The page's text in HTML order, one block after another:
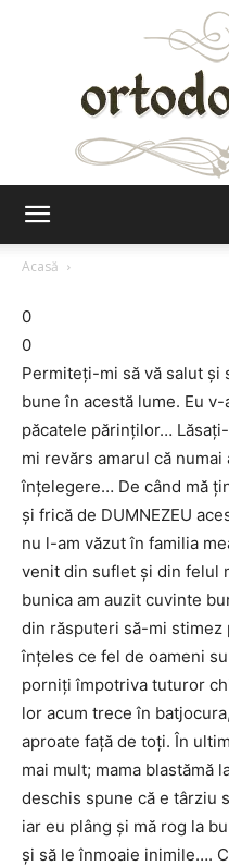
Acasă
0
0
Permiteți-mi să vă salut și
bune în acestă lume. Eu
păcatele părinților…
mi revărs amarul că numai
înțelegere… De când mă
și frică de DUMNEZEU
nu l-am văzut în familia
venit din suflet și din felul
bunica am auzit cuvinte
din răsputeri să-mi stimez
înțeles ce fel de oameni
porniți împotriva tuturor
lor acum trece în
aproate față de toți. În
mai mult; mama blastămă
deschis spune că e târziu
iar eu plâng și mă rog la
și să le înmoaie inimile….